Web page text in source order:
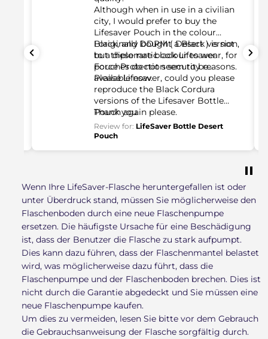
Although when in use in a civilian
city, I would prefer to buy the
Lifesaver Pouch in the colour
Black, and DDPM ( Desert ) is not
to a diplomatic colour to wear, for
Force Protection security reasons.
I originally bought a Black version,
but these rare black Lifesaver
pouches do not seem to be
available now.
Please Lifesaver, could you please
reproduce the Black Cordura
versions of the Lifesaver Bottle
Pouch again please.
Thank you.
Review for: LifeSaver Bottle Desert
Pouch
Wenn Ihre LifeSaver-Flasche heruntergefallen ist oder
unter Überdruck stand, müssen Sie möglicherweise den
Flaschenboden durch eine neue Flaschenpumpe
ersetzen. Die häufigste Ursache für eine Beschädigung
ist, dass der Benutzer die Flasche zu stark aufpumpt.
Dies kann dazu führen, dass der Flaschenmantel belastet
wird, was möglicherweise dazu führt, dass die
Flaschenpumpe und der Flaschenboden brechen. Dies ist
nicht durch die Garantie abgedeckt und Sie müssen eine
neue Flaschenpumpe kaufen.
Um dies zu vermeiden, lesen Sie bitte vor dem Gebrauch
die Gebrauchsanweisung der Flasche sorgfältig durch.